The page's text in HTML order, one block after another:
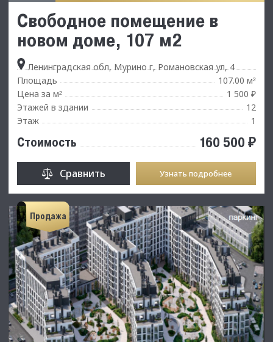
Свободное помещение в
новом доме, 107 м2
Ленинградская обл, Мурино г, Романовская ул, 4
Площадь
107.00 м²
Цена за м²
1 500 ₽
Этажей в здании
12
Этаж
1
Стоимость 160 500 ₽
Сравнить Узнать подробнее
Продажа